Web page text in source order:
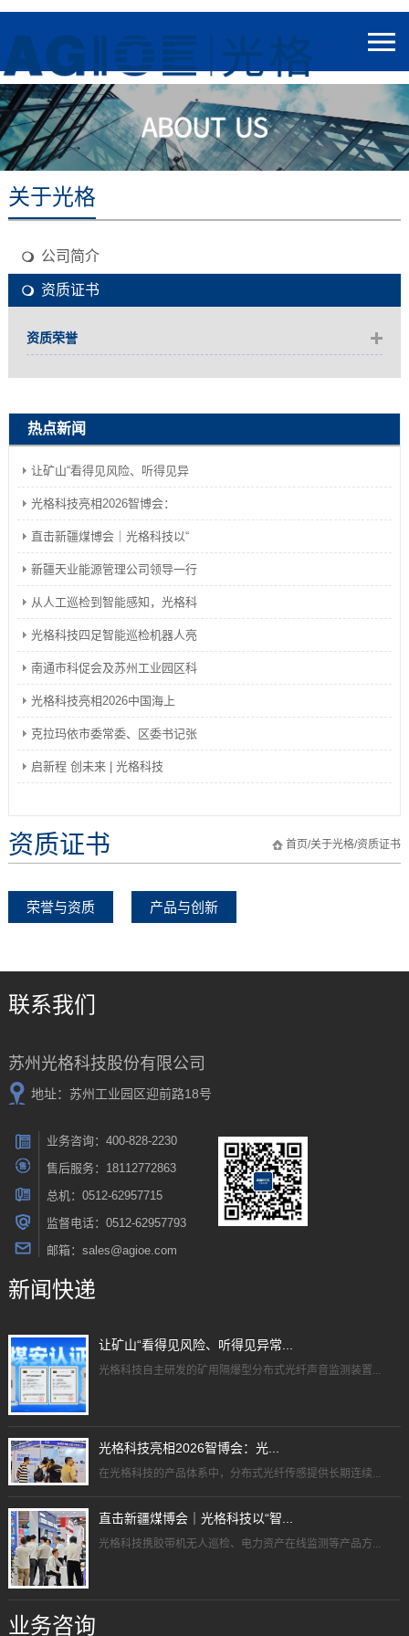
关于光格
公司简介
资质证书
资质荣誉
热点新闻
让矿山“看得见风险、听得见异
光格科技亮相2026智博会：
直击新疆煤博会｜光格科技以“
新疆天业能源管理公司领导一行
从人工巡检到智能感知，光格科
光格科技四足智能巡检机器人亮
南通市科促会及苏州工业园区科
光格科技亮相2026中国海上
克拉玛依市委常委、区委书记张
启新程 创未来 | 光格科技
首页/关于光格/资质证书
资质证书
荣誉与资质 产品与创新
联系我们
苏州光格科技股份有限公司
地址：苏州工业园区迎前路18号
业务咨询：400-828-2230
售后服务：18112772863
总机：0512-62957715
监督电话：0512-62957793
邮箱：sales@agioe.com
新闻快递
让矿山“看得见风险、听得见异常...
光格科技自主研发的矿用隔爆型分布式光纤声音监测装置...
光格科技亮相2026智博会：光...
在光格科技的产品体系中，分布式光纤传感提供长期连续...
直击新疆煤博会｜光格科技以“智...
光格科技携胶带机无人巡检、电力资产在线监测等产品方...
业务咨询